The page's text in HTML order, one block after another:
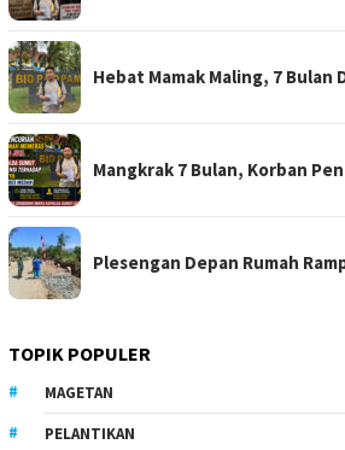
Hebat Mamak Maling, 7
Mangkrak 7 Bulan, Korban
Plesengan Depan Rumah
TOPIK POPULER
MAGETAN
PELANTIKAN